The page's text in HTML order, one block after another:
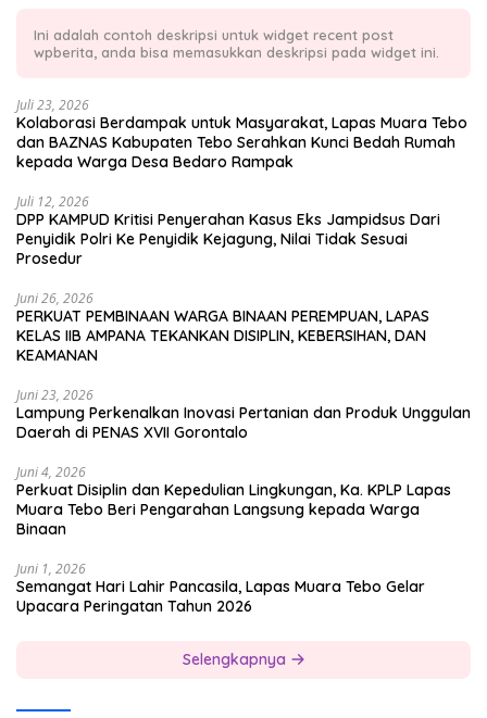
Ini adalah contoh deskripsi untuk widget recent post
wpberita, anda bisa memasukkan deskripsi pada widget ini.
Juli 23, 2026
Kolaborasi Berdampak untuk Masyarakat, Lapas Muara Tebo
dan BAZNAS Kabupaten Tebo Serahkan Kunci Bedah Rumah
kepada Warga Desa Bedaro Rampak
Juli 12, 2026
DPP KAMPUD Kritisi Penyerahan Kasus Eks Jampidsus Dari
Penyidik Polri Ke Penyidik Kejagung, Nilai Tidak Sesuai
Prosedur
Juni 26, 2026
PERKUAT PEMBINAAN WARGA BINAAN PEREMPUAN, LAPAS
KELAS IIB AMPANA TEKANKAN DISIPLIN, KEBERSIHAN, DAN
KEAMANAN
Juni 23, 2026
Lampung Perkenalkan Inovasi Pertanian dan Produk Unggulan
Daerah di PENAS XVII Gorontalo
Juni 4, 2026
Perkuat Disiplin dan Kepedulian Lingkungan, Ka. KPLP Lapas
Muara Tebo Beri Pengarahan Langsung kepada Warga
Binaan
Juni 1, 2026
Semangat Hari Lahir Pancasila, Lapas Muara Tebo Gelar
Upacara Peringatan Tahun 2026
Selengkapnya